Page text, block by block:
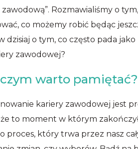
Rozmawialiśmy o
co możemy robić będąc
o tym, co często pada
zawodowej?
warto pamiętać?
kariery zawodowej jest
to moment w którym
proces, który trwa przez nasz